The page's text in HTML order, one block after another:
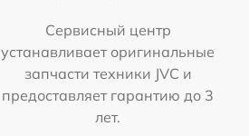
Сервисный центр
устанавливает оригинальные
запчасти техники JVC и
предоставляет гарантию до 3
лет.